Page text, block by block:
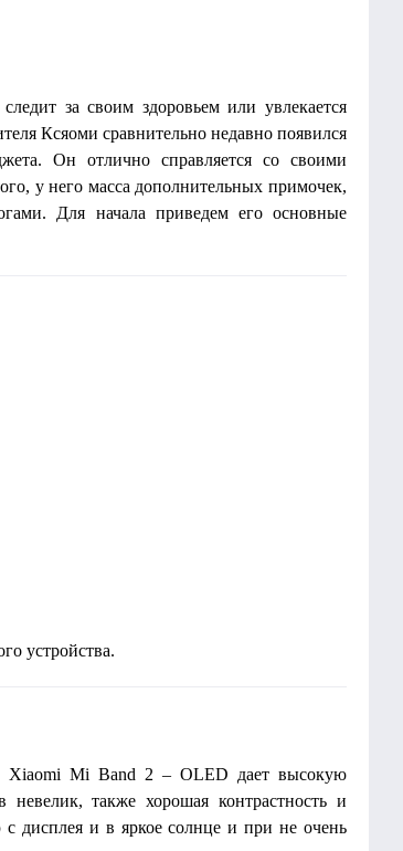
за своим здоровьем или увлекается
Ксяоми сравнительно недавно появился
Он отлично справляется со своими
у него масса дополнительных примочек,
Для начала приведем его основные
устройства.
Xiaomi Mi Band 2 – OLED дает высокую
невелик, также хорошая контрастность и
дисплея и в яркое солнце и при не очень